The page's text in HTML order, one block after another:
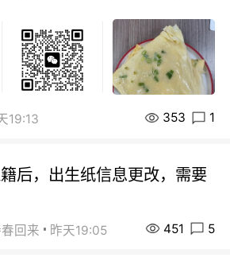
19:13 353 1
后，出生纸信息更改，需要
回来 昨天19:05 451 5